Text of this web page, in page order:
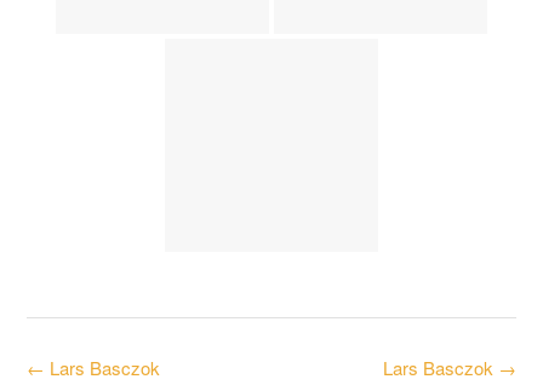
Post Lars Basczok →
← Lars Basczok